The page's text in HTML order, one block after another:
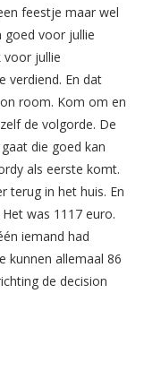
feestje maar wel
goed voor jullie
voor jullie
verdiend. En dat
room. Kom om en
de volgorde. De
die goed kan
als eerste komt.
terug in het huis. En
was 1117 euro.
iemand had
kunnen allemaal 86
de decision